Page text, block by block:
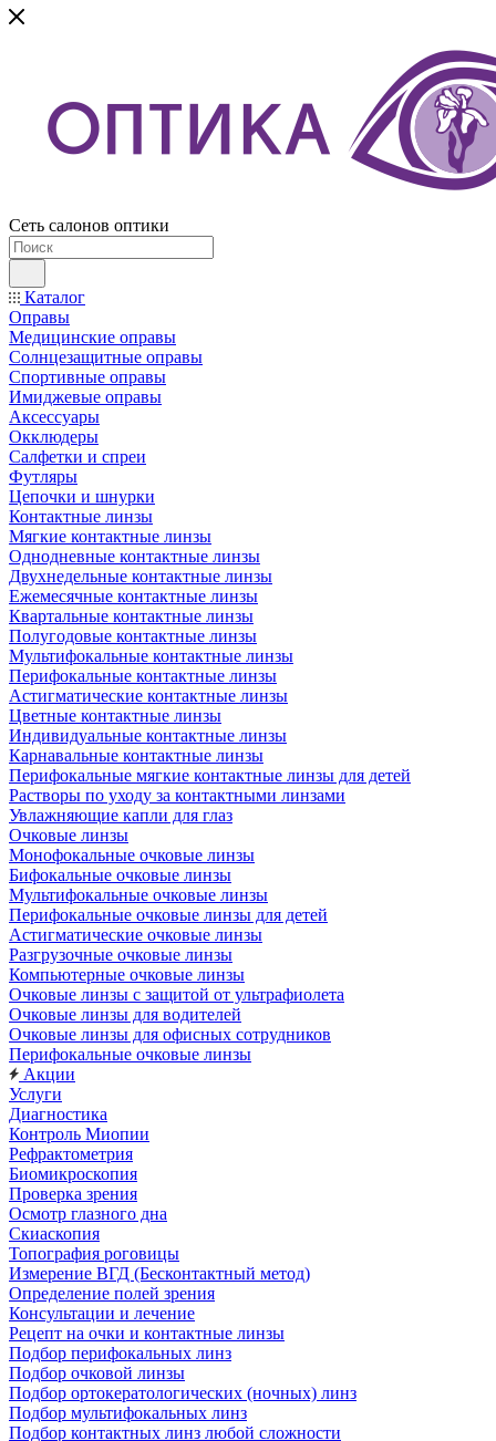
Сеть салонов оптики
Каталог
Оправы
Медицинские оправы
Солнцезащитные оправы
Спортивные оправы
Имиджевые оправы
Аксессуары
Окклюдеры
Салфетки и спреи
Футляры
Цепочки и шнурки
Контактные линзы
Мягкие контактные линзы
Однодневные контактные линзы
Двухнедельные контактные линзы
Ежемесячные контактные линзы
Квартальные контактные линзы
Полугодовые контактные линзы
Мультифокальные контактные линзы
Перифокальные контактные линзы
Астигматические контактные линзы
Цветные контактные линзы
Индивидуальные контактные линзы
Карнавальные контактные линзы
Перифокальные мягкие контактные линзы для детей
Растворы по уходу за контактными линзами
Увлажняющие капли для глаз
Очковые линзы
Монофокальные очковые линзы
Бифокальные очковые линзы
Мультифокальные очковые линзы
Перифокальные очковые линзы для детей
Астигматические очковые линзы
Разгрузочные очковые линзы
Компьютерные очковые линзы
Очковые линзы с защитой от ультрафиолета
Очковые линзы для водителей
Очковые линзы для офисных сотрудников
Перифокальные очковые линзы
Акции
Услуги
Диагностика
Контроль Миопии
Рефрактометрия
Биомикроскопия
Проверка зрения
Осмотр глазного дна
Скиаскопия
Топография роговицы
Измерение ВГД (Бесконтактный метод)
Определение полей зрения
Консультации и лечение
Рецепт на очки и контактные линзы
Подбор перифокальных линз
Подбор очковой линзы
Подбор ортокератологических (ночных) линз
Подбор мультифокальных линз
Подбор контактных линз любой сложности